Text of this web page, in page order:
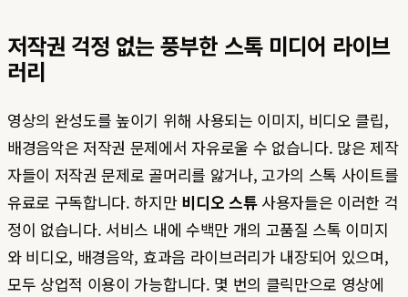
저작권 걱정 없는 풍부한 스톡 미디어 라이브
러리
영상의 완성도를 높이기 위해 사용되는 이미지, 비디오 클립,
배경음악은 저작권 문제에서 자유로울 수 없습니다. 많은 제작
자들이 저작권 문제로 골머리를 앓거나, 고가의 스톡 사이트를
유료로 구독합니다. 하지만 비디오 스튜사용자들은 이러한 걱
정이 없습니다. 서비스 내에 수백만 개의 고품질 스톡 이미지
와 비디오, 배경음악, 효과음 라이브러리가 내장되어 있으며,
모두 상업적 이용이 가능합니다. 몇 번의 클릭만으로 영상에